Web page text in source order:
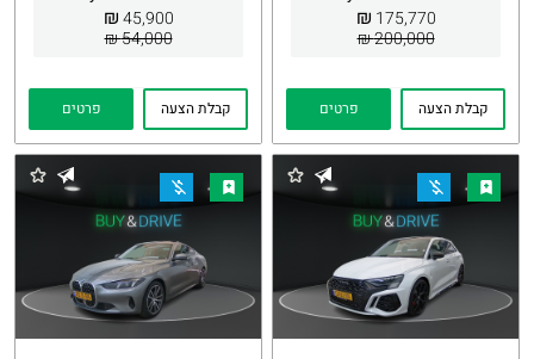
175,770
₪
200,000 ₪
קבלת הצעה פרטים
45,900
₪
54,000 ₪
קבלת הצעה פרטים